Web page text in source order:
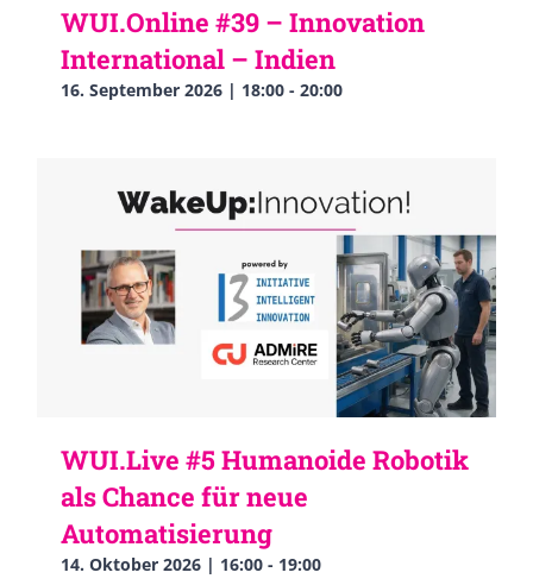
WUI.Online #39 – Innovation
International – Indien
16. September 2026 | 18:00 - 20:00
WUI.Live #5 Humanoide Robotik
als Chance für neue
Automatisierung
14. Oktober 2026 | 16:00 - 19:00